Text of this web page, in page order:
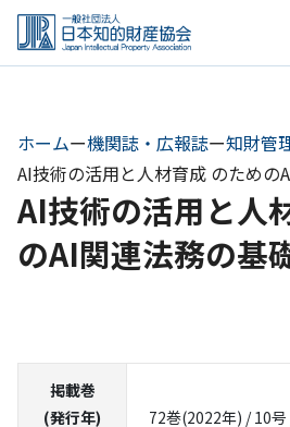
Skip
the
ホームー機関誌・広報誌ー知財管
AI技術の活用と人材育成 のための
AI技術の活用と人
のAI関連法務の基
掲載巻
(発行年)
72巻(2022年) / 10